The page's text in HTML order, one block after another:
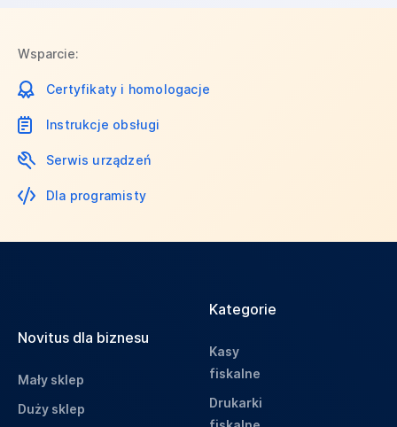
Wsparcie:
Certyfikaty i homologacje
Instrukcje obsługi
Serwis urządzeń
Dla programisty
Novitus dla biznesu
Mały sklep
Duży sklep
Kategorie
Kasy
fiskalne
Drukarki